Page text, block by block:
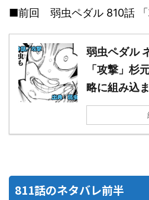
■前回 弱虫ペダル 810話 「
弱虫ペダル
「攻撃」杉
略に組み込
811話のネタバレ前半